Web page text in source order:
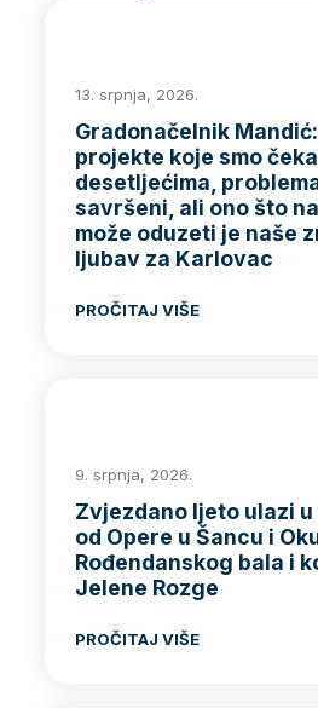
13. srpnja, 2026.
Gradonačelnik
projekte koje smo
desetljećima,
savršeni, ali ono što
može oduzeti je naše
ljubav za Karlovac
PROČITAJ VIŠE
9. srpnja, 2026.
Zvjezdano ljeto ulazi
od Opere u Šancu i
Rođendanskog bala i
Jelene Rozge
PROČITAJ VIŠE